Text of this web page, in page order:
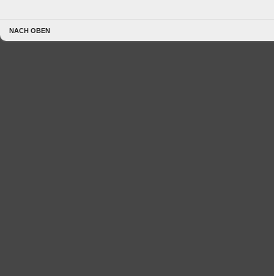
NACH OBEN